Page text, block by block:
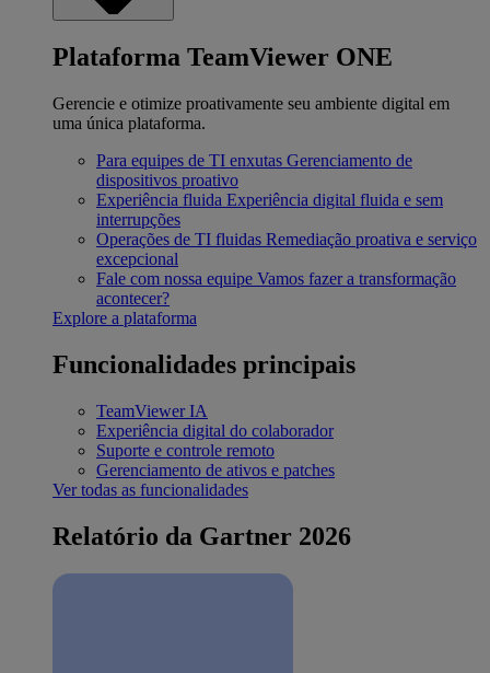
Plataforma TeamViewer ONE
Gerencie e otimize proativamente seu ambiente digital em
uma única plataforma.
Para equipes de TI enxutas Gerenciamento de
dispositivos proativo
Experiência fluida Experiência digital fluida e sem
interrupções
Operações de TI fluidas Remediação proativa e serviço
excepcional
Fale com nossa equipe Vamos fazer a transformação
acontecer?
Explore a plataforma
Funcionalidades principais
TeamViewer IA
Experiência digital do colaborador
Suporte e controle remoto
Gerenciamento de ativos e patches
Ver todas as funcionalidades
Relatório da Gartner 2026